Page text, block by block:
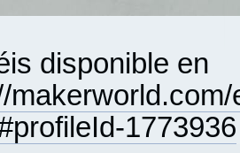
disponible en
1773936